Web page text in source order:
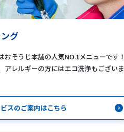
グ
おそうじ本舗の人気NO.1メニューです
アレルギーの方にはエコ洗浄もございま
スのご案内はこちら